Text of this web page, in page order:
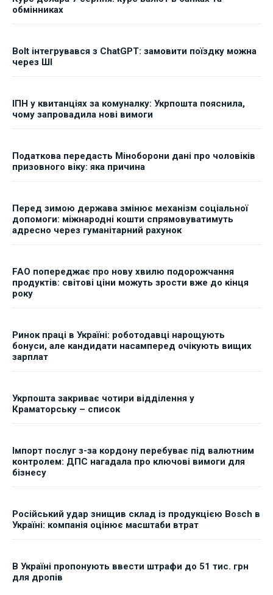
обмінниках
Bolt інтегрувався з ChatGPT: замовити поїздку можна
через ШІ
ІПН у квитанціях за комуналку: Укрпошта пояснила,
чому запровадила нові вимоги
Податкова передасть Міноборони дані про чоловіків
призовного віку: яка причина
Перед зимою держава змінює механізм соціальної
допомоги: міжнародні кошти спрямовуватимуть
адресно через гуманітарний рахунок
FAO попереджає про нову хвилю подорожчання
продуктів: світові ціни можуть зрости вже до кінця
року
Ринок праці в Україні: роботодавці нарощують
бонуси, але кандидати насамперед очікують вищих
зарплат
Укрпошта закриває чотири відділення у
Краматорську – список
Імпорт послуг з-за кордону перебуває під валютним
контролем: ДПС нагадала про ключові вимоги для
бізнесу
Російський удар знищив склад із продукцією Bosch в
Україні: компанія оцінює масштаби втрат
В Україні пропонують ввести штрафи до 51 тис. грн
для дропів